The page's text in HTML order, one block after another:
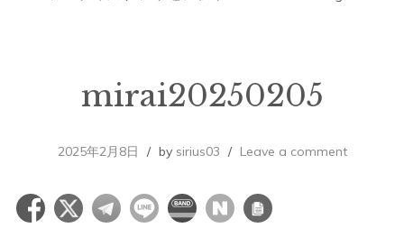
mirai20250205
2025年2月8日 by sirius03 Leave a comment